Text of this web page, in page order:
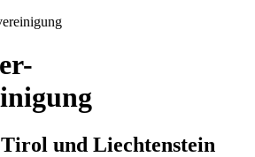
und Liechtenstein